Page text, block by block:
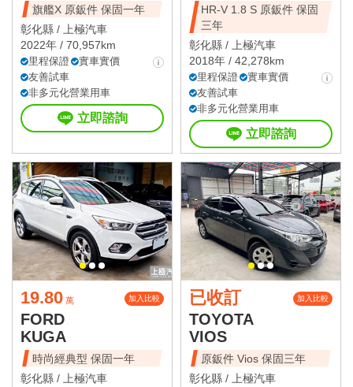
旗艦X 原鈑件 保固一年
彰化縣 /
上極汽車
2022年 / 70,957km
里程保證
實車實價
友善試車
非多元化營業用車
立即諮詢
HR-V 1.8 S 原鈑件 保固
三年
彰化縣 /
上極汽車
2018年 / 42,278km
里程保證
實車實價
友善試車
非多元化營業用車
立即諮詢
19.80 萬 加入比較
FORD
KUGA
時尚經典型 保固一年
彰化縣 /
上極汽車
已收訂 加入比較
TOYOTA
VIOS
原鈑件 Vios 保固三年
彰化縣 /
上極汽車